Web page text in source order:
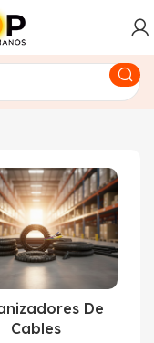
De
Cables